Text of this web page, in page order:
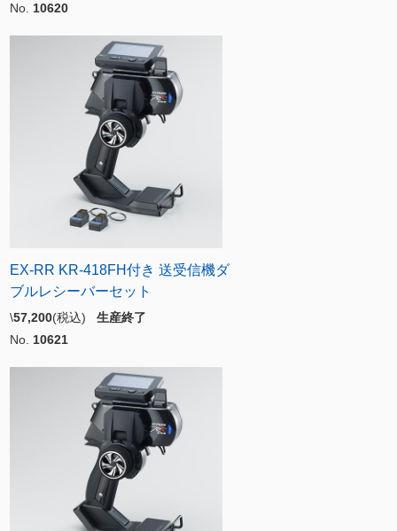
No. 10620
EX-RR KR-418FH付き 送受信機ダ
ブルレシーバーセット
\57,200(税込) 生産終了
No. 10621